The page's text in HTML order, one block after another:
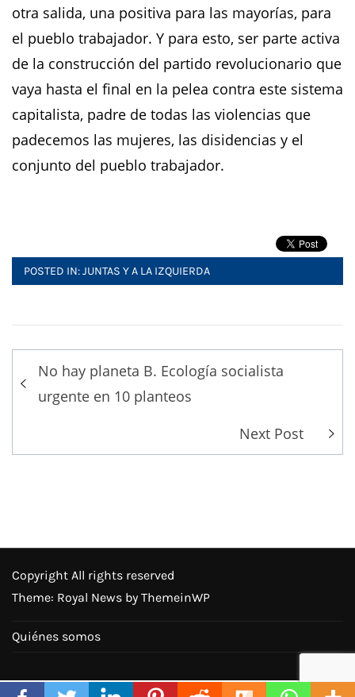
otra salida, una positiva para las mayorías, para
el pueblo trabajador. Y para esto, ser parte activa
de la construcción del partido revolucionario que
vaya hasta el final en la pelea contra este sistema
capitalista, padre de todas las violencias que
padecemos las mujeres, las disidencias y el
conjunto del pueblo trabajador.
POSTED IN:JUNTAS Y A LA IZQUIERDA
Post
navigation
No hay planeta B. Ecología socialista
urgente en 10 planteos
Next Post
Copyright All rights reserved
Theme: Royal News by ThemeinWP
Quiénes somos